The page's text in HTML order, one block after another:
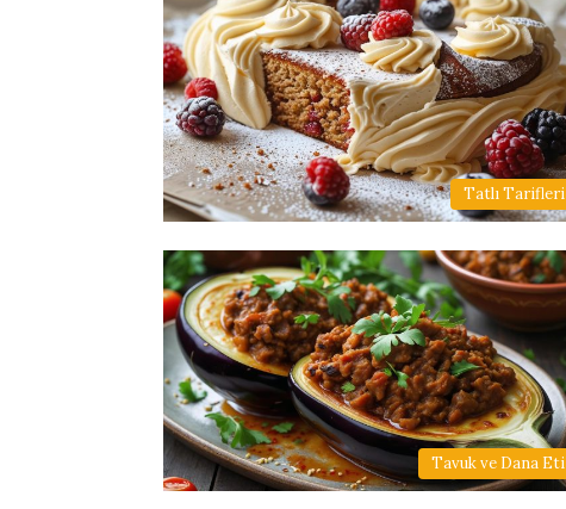
Tatlı Tarifleri
Tavuk ve Dana Eti